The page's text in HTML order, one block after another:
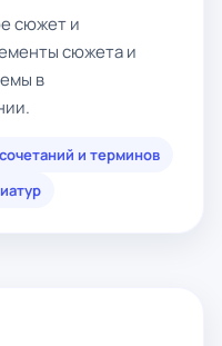
сюжет и
сюжета и
в
и терминов